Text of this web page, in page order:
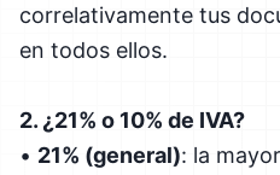
correlativamente tus
en todos ellos.
2. ¿21% o 10% de IVA?
• 21% (general): la